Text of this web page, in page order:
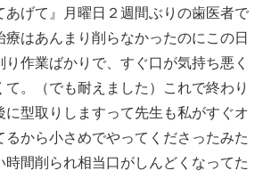
あげて』月曜日２週間ぶりの歯医者で
療はあんまり削らなかったのにこの日
作業ばかりで、すぐ口が気持ち悪く
て。（でも耐えました）これで終わり
に型取りしますって先生も私がすぐオ
るから小さめでやってくださったみた
時間削られ相当口がしんどくなってた